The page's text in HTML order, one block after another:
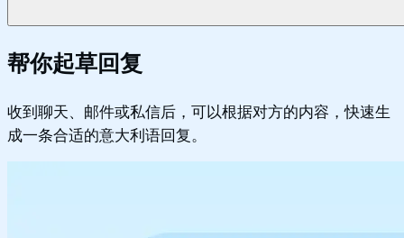
帮你起草回复
收到聊天、邮件或私信后，可以根据对方的内容，快速生
成一条合适的意大利语回复。